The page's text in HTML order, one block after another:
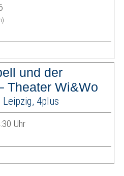
und der
Theater Wi&Wo
4plus
Uhr